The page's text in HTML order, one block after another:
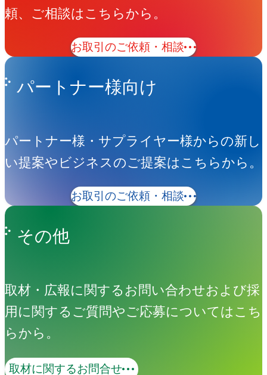
頼、ご相談はこちらから。
お取引のご依頼・相談
パートナー様向け
パートナー様・サプライヤー様からの新し
い提案やビジネスのご提案はこちらから。
お取引のご依頼・相談
その他
取材・広報に関するお問い合わせおよび採
用に関するご質問やご応募についてはこち
らから。
取材に関するお問合せ